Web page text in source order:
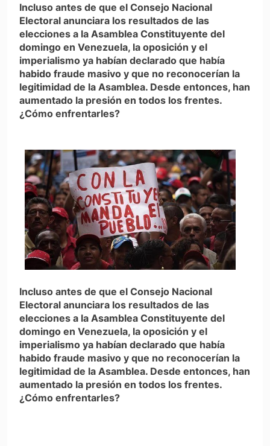
Incluso antes de que el Consejo Nacional
Electoral anunciara los resultados de las
elecciones a la Asamblea Constituyente del
domingo en Venezuela, la oposición y el
imperialismo ya habían declarado que había
habido fraude masivo y que no reconocerían la
legitimidad de la Asamblea. Desde entonces, han
aumentado la presión en todos los frentes.
¿Cómo enfrentarles?
Incluso antes de que el Consejo Nacional
Electoral anunciara los resultados de las
elecciones a la Asamblea Constituyente del
domingo en Venezuela, la oposición y el
imperialismo ya habían declarado que había
habido fraude masivo y que no reconocerían la
legitimidad de la Asamblea. Desde entonces, han
aumentado la presión en todos los frentes.
¿Cómo enfrentarles?